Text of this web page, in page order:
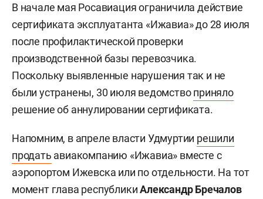
В начале мая Росавиация ограничила действие
сертификата эксплуатанта «Ижавиа» до 28 июля
после профилактической проверки
производственной базы перевозчика.
Поскольку выявленные нарушения так и не
были устранены, 30 июля ведомствоприняло
решение об аннулировании сертификата.
Напомним, в апреле власти Удмуртии решили
продать авиакомпанию «Ижавиа» вместе с
аэропортом Ижевска или по отдельности. На тот
момент глава республикиАлександр Бречалов